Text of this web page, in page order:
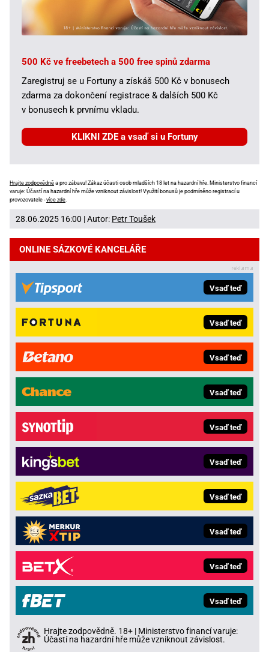
500 Kč ve freebetech a 500 free spinů zdarma
Zaregistruj se u Fortuny a získáš 500 Kč v bonusech
zdarma za dokončení registrace & dalších 500 Kč
v bonusech k prvnímu vkladu.
KLIKNI ZDE a vsaď si u Fortuny
Hrajte zodpovědně a pro zábavu! Zákaz účasti osob mladších 18 let na hazardní hře. Ministerstvo financí
varuje: Účastí na hazardní hře může vzniknout závislost! Využití bonusů je podmíněno registrací u
provozovatele -více zde
28.06.2025 16:00 | Autor: Petr Toušek
ONLINE SÁZKOVÉ KANCELÁŘE
Vsaď teď
Vsaď teď
Vsaď teď
Vsaď teď
Vsaď teď
Vsaď teď
Vsaď teď
Vsaď teď
Vsaď teď
Vsaď teď
Hrajte zodpovědně. 18+ | Ministerstvo financí varuje:
Účastí na hazardní hře může vzniknout závislost.